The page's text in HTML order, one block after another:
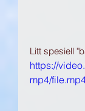
Litt spesiell
https://
mp4/